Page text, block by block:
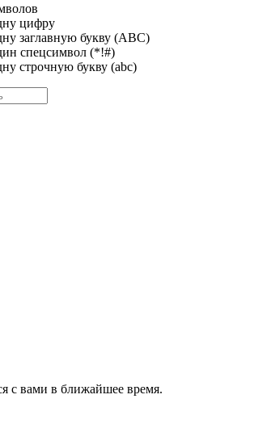
цифру
заглавную букву (ABC)
спецсимвол (*!#)
строчную букву (abc)
с вами в ближайшее время.